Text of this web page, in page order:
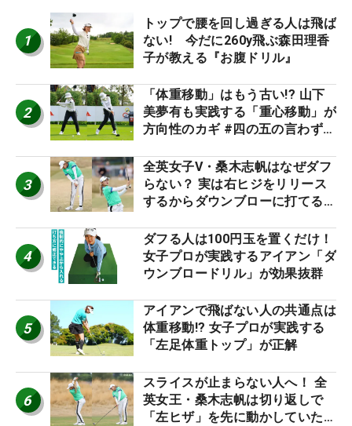
1
トップで腰を回し過ぎる人は飛ば
ない! 今だに260y飛ぶ森田理香
子が教える『お腹ドリル』
2
「体重移動」はもう古い!? 山下
美夢有も実践する「重心移動」が
方向性のカギ #四の五の言わず振
3
全英女子V・桑木志帆はなぜダフ
らない？ 実は右ヒジをリリース
するからダウンブローに打てる #
4
ダフる人は100円玉を置くだけ！
女子プロが実践するアイアン「ダ
ウンブロードリル」が効果抜群
5
アイアンで飛ばない人の共通点は
体重移動!? 女子プロが実践する
「左足体重トップ」が正解
6
スライスが止まらない人へ！ 全
英女王・桑木志帆は切り返しで
「左ヒザ」を先に動かしていた